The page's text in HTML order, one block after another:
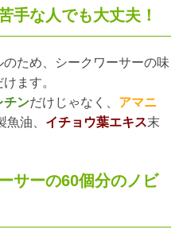
手な人でも大丈夫！
ため、シークワーサーの味
ます。
チンだけじゃなく、 アマニ
魚油、 イチョウ葉エキス末
サーの60個分のノビ